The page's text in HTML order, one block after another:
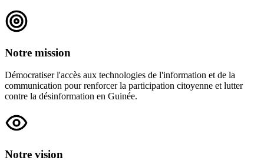
Notre mission
Démocratiser l'accès aux technologies de l'information et de la
communication pour renforcer la participation citoyenne et lutter
contre la désinformation en Guinée.
Notre vision